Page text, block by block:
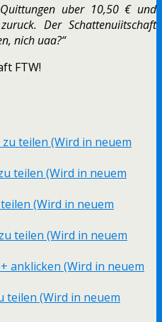
uber 10,50 € und
Der Schattenuiitschaft
nich uaa?“
FTW!
teilen (Wird in neuem
teilen (Wird in neuem
(Wird in neuem
teilen (Wird in neuem
anklicken (Wird in neuem
teilen (Wird in neuem